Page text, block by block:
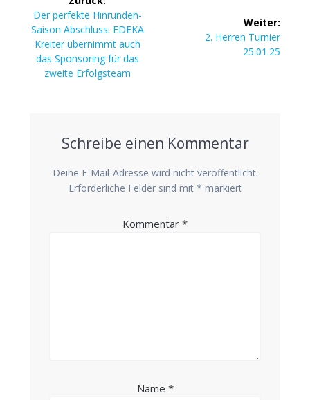
Vorheriger
Beitrag:
Der per­fek­te Hin­run­den-
Sai­son Abschluss: EDEKA
Krei­ter über­nimmt auch
das Spon­so­ring für das
zwei­te Erfolgsteam
Weiter:
Nächster
2. Her­ren Tur­nier
25.01.25
Schreibe einen Kommentar
Deine E-Mail-Adresse wird nicht veröffentlicht.
Erforderliche Felder sind mit * markiert
Kommentar *
Name *